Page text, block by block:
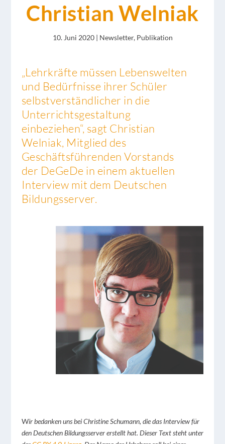
Christian Welniak
10. Juni 2020| Newsletter, Publikation
„Lehrkräfte müssen Lebenswelten
und Bedürfnisse ihrer Schüler
selbstverständlicher in die
Unterrichtsgestaltung
einbeziehen“, sagt Christian
Welniak, Mitglied des
Geschäftsführenden Vorstands
der DeGeDe in einem aktuellen
Interview mit dem Deutschen
Bildungsserver.
Wir bedanken uns bei Christine Schumann, die das Interview für
den Deutschen Bildungsserver erstellt hat. Dieser Text steht unter